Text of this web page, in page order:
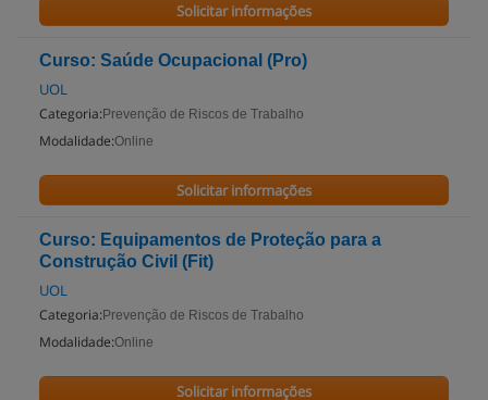
Solicitar informações
Curso: Saúde Ocupacional (Pro)
UOL
Categoria: Prevenção de Riscos de Trabalho
Modalidade:Online
Solicitar informações
Curso: Equipamentos de Proteção para a
Construção Civil (Fit)
UOL
Categoria: Prevenção de Riscos de Trabalho
Modalidade:Online
Solicitar informações